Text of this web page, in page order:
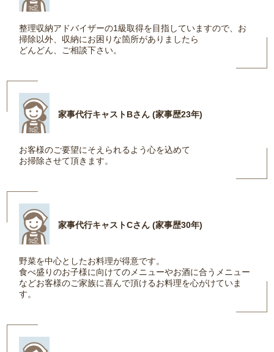
整理収納アドバイザーの1級取得を目指していますので、お
掃除以外、収納にお困りな箇所がありましたら
どんどん、ご相談下さい。
家事代行キャストBさん (家事歴23年)
お客様のご要望にそえられるよう心を込めて
お掃除させて頂きます。
家事代行キャストCさん (家事歴30年)
野菜を中心としたお料理が得意です。
食べ盛りのお子様に向けてのメニューやお酒に合うメニュー
などお客様のご家族に喜んで頂けるお料理を心がけていま
す。